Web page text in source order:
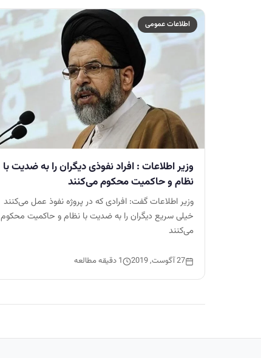
اطلاعات عمومی
وزیر اطلاعات : افراد نفوذی دیگران را به ضدیت با
نظام و حاکمیت محکوم می‌کنند
وزیر اطلاعات گفت: افرادی که در پروژه نفوذ عمل می‌کنند
خیلی سریع دیگران را به ضدیت با نظام و حاکمیت محکوم
می‌کنند
27 آگوست, 2019 1 دقیقه مطالعه